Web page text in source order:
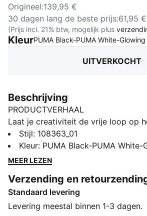
Origineel:139,95 €
30 dagen lang de beste prijs:61,95 €
(Prijs incl. 21% btw, mogelijk plus
KleurPUMA Black-PUMA White-Glowing
UITVERKOCHT
Beschrijving
PRODUCTVERHAAL
Laat je creativiteit de vrije loop op
dynamische schoenen. Met een
met viervoudige stretch, PWRTAPE
stabiliteit en GripControl technology
overwin zachte natuurlijke
vertrouwen.
ALLE INS EN OUTS
Stijl: 108363_01
Kleur: PUMA Black-PUMA White-
MEER LEZEN
Verzending en
Standaard levering
Levering meestal binnen 1-3 dagen.